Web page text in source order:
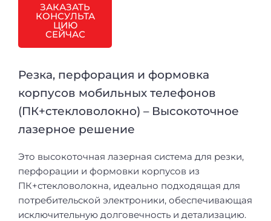
ЗАКАЗАТЬ
КОНСУЛЬТА
ЦИЮ
СЕЙЧАС
Резка, перфорация и формовка
корпусов мобильных телефонов
(ПК+стекловолокно) – Высокоточное
лазерное решение
Это высокоточная лазерная система для резки,
перфорации и формовки корпусов из
ПК+стекловолокна, идеально подходящая для
потребительской электроники, обеспечивающая
исключительную долговечность и детализацию.